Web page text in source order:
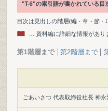
"T-6"の索引語が書かれている目
目次は見出しの階層(編・章・節
… 資料編に詳細な情報があり
第1階層まで 第2階層まで
ごあいさつ 代表取締役社長 神永